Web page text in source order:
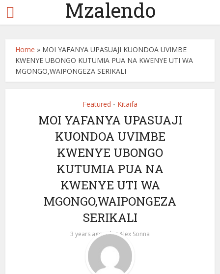
Mzalendo
Home » MOI YAFANYA UPASUAJI KUONDOA UVIMBE
KWENYE UBONGO KUTUMIA PUA NA KWENYE UTI WA
MGONGO,WAIPONGEZA SERIKALI
Featured • Kitaifa
MOI YAFANYA UPASUAJI
KUONDOA UVIMBE
KWENYE UBONGO
KUTUMIA PUA NA
KWENYE UTI WA
MGONGO,WAIPONGEZA
SERIKALI
3 years ago by Alex Sonna